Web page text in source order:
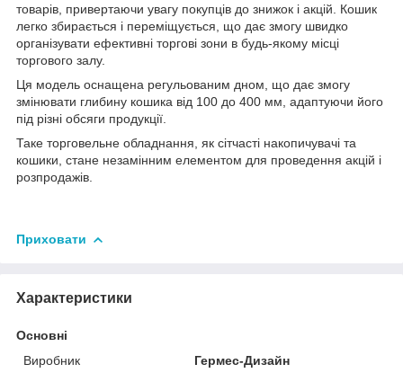
товарів, привертаючи увагу покупців до знижок і акцій. Кошик
легко збирається і переміщується, що дає змогу швидко
організувати ефективні торгові зони в будь-якому місці
торгового залу.
Ця модель оснащена регульованим дном, що дає змогу
змінювати глибину кошика від 100 до 400 мм, адаптуючи його
під різні обсяги продукції.
Таке торговельне обладнання, як сітчасті накопичувачі та
кошики, стане незамінним елементом для проведення акцій і
розпродажів.
Приховати
Характеристики
Основні
Виробник
Гермес-Дизайн